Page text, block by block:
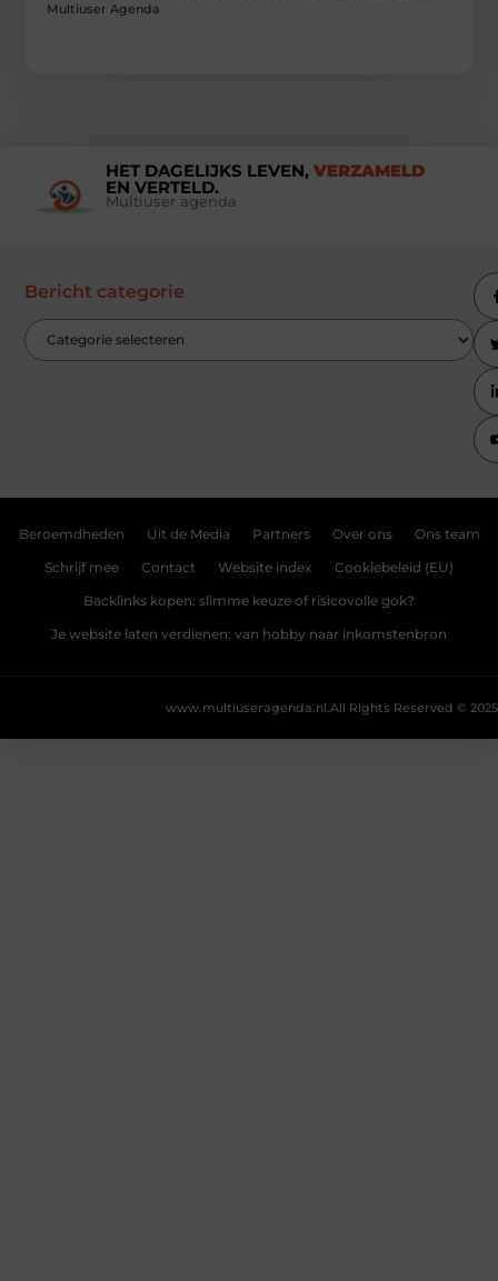
Multiuser Agenda
HET DAGELIJKS LEVEN, VERZAMELD
EN VERTELD.
Multiuser agenda
Bericht categorie
Beroemdheden Uit de Media Partners Over ons Ons team
Schrijf mee Contact Website index Cookiebeleid (EU)
Backlinks kopen: slimme keuze of risicovolle gok?
Je website laten verdienen: van hobby naar inkomstenbron
All Rights Reserved © 2025
www.multiuseragenda.nl.